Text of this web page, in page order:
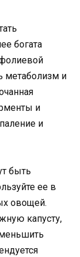
богата
метаболизм и
и
и
быть
ее в
овощей.
капусту,